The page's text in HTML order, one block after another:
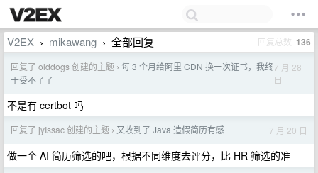
V2EX › mikawang › 全部回复 回复总数 136
回复了 olddogs 创建的主题 › 每 3 个月给阿里 CDN 换一次证书，我终
于受不了了
7 月 28
日
不是有 certbot 吗
回复了 jyIssac 创建的主题 › 又收到了 Java 造假简历有感 7 月 20 日
做一个 AI 简历筛选的吧，根据不同维度去评分，比 HR 筛选的准